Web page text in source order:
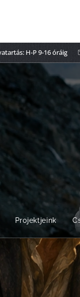
H-P 9-16 óráig
Projektjeink